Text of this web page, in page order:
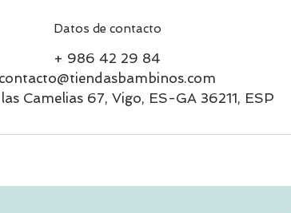
Datos de contacto
+ 986 42 29 84
contacto@tiendasbambinos.com
Camelias 67, Vigo, ES-GA 36211, ESP